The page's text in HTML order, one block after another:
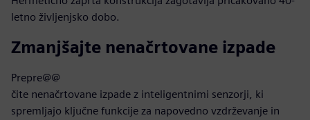
letno življenjsko dobo.
Zmanjšajte nenačrtovane izpade
Prepre@@
čite nenačrtovane izpade z inteligentnimi senzorji, ki
spremljajo ključne funkcije za napovedno vzdrževanje in